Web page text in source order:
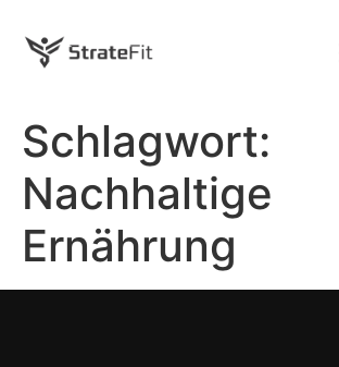
Schlagwort:
Nachhaltige
Ernährung